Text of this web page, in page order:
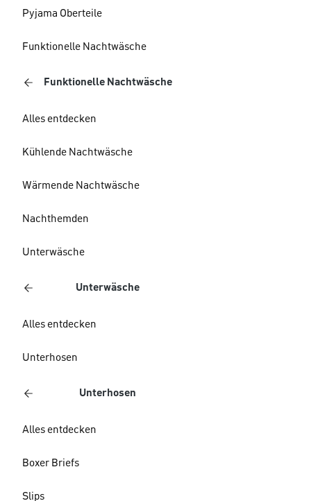
Pyjama Oberteile
Funktionelle Nachtwäsche
Funktionelle Nachtwäsche
Alles entdecken
Kühlende Nachtwäsche
Wärmende Nachtwäsche
Nachthemden
Unterwäsche
Unterwäsche
Alles entdecken
Unterhosen
Unterhosen
Alles entdecken
Boxer Briefs
Slips